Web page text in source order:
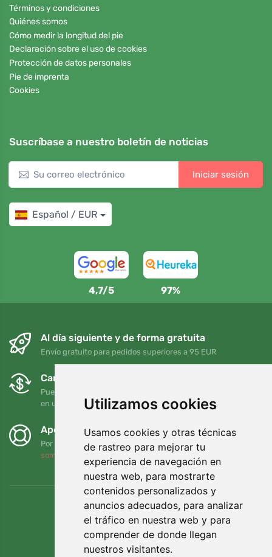
Utilizamos cookies
Usamos cookies y otras técnicas
de rastreo para mejorar tu
experiencia de navegación en
nuestra web, para mostrarte
contenidos personalizados y
anuncios adecuados, para analizar
el tráfico en nuestra web y para
comprender de donde llegan
nuestros visitantes.
Términos y condiciones
Quiénes somos
Cómo medir la longitud del pie
Declaración sobre el uso de cookies
Protección de datos personales
Pie de imprenta
Cookies
Suscríbase a nuestro boletín de noticias
Iniciar sesión
Español / EUR
4,7/5 97%
Al día siguiente y de forma gratuita
Envío gratuito para pedidos superiores a 95 EUR
Cambios y devoluciones gratuitos
Puede devolver o cambiar su pedido en cualquier momento
en un plazo de 90 días
Apoyamos a Trees.org
Por cada pedido plantamos un árbol. Leer más
somos